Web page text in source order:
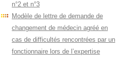
n°2 et n°3
Modèle de lettre de demande de
changement de médecin agréé en
cas de difficultés rencontrées par un
fonctionnaire lors de l’expertise